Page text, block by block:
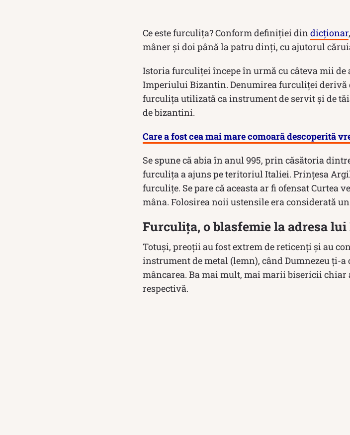
Ce este furculița? Conform definiției din dicționar
mâner și doi până la patru dinți, cu ajutorul
Istoria furculiței începe în urmă cu câteva mii de
Imperiului Bizantin. Denumirea furculiței derivă
furculița utilizată ca instrument de servit şi de
de bizantini.
Care a fost cea mai mare comoară descoperită
Se spune că abia în anul 995, prin căsătoria
furculiţa a ajuns pe teritoriul Italiei. Prinţesa
furculițe. Se pare că aceasta ar fi ofensat Curtea
mâna. Folosirea noii ustensile era considerată
Furculița, o blasfemie la adresa lui
Totuși, preoții au fost extrem de reticenți și au
instrument de metal (lemn), când Dumnezeu ţi-
mâncarea. Ba mai mult, mai marii bisericii chiar
respectivă.